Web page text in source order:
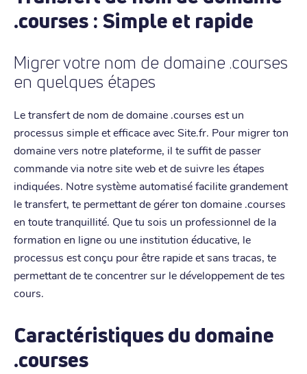
.courses : Simple et rapide
Migrer votre nom de domaine .courses
en quelques étapes
Le transfert de nom de domaine .courses est un
processus simple et efficace avec Site.fr. Pour migrer ton
domaine vers notre plateforme, il te suffit de passer
commande via notre site web et de suivre les étapes
indiquées. Notre système automatisé facilite grandement
le transfert, te permettant de gérer ton domaine .courses
en toute tranquillité. Que tu sois un professionnel de la
formation en ligne ou une institution éducative, le
processus est conçu pour être rapide et sans tracas, te
permettant de te concentrer sur le développement de tes
cours.
Caractéristiques du domaine
.courses